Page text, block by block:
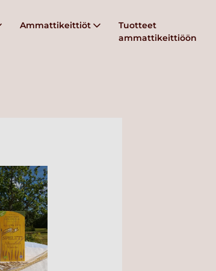
Ammattikeittiöt
Tuotteet
ammattikeittiöön